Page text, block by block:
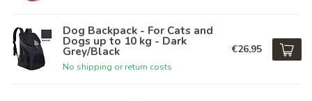
Dog Backpack - For Cats and
Dogs up to 10 kg - Dark
Grey/Black
No shipping or return costs
€26,95